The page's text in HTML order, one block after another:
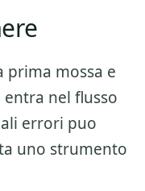
prima mossa e
nel flusso
errori puo
uno strumento